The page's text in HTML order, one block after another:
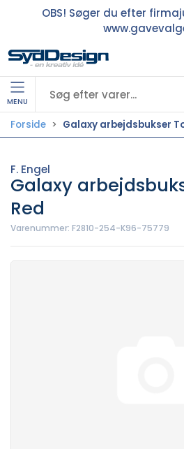
OBS! Søger du efter
MENU
Forside Galaxy arbejdsbukser
F. Engel
Galaxy
Red
Varenummer: F2810-254-K96-75779